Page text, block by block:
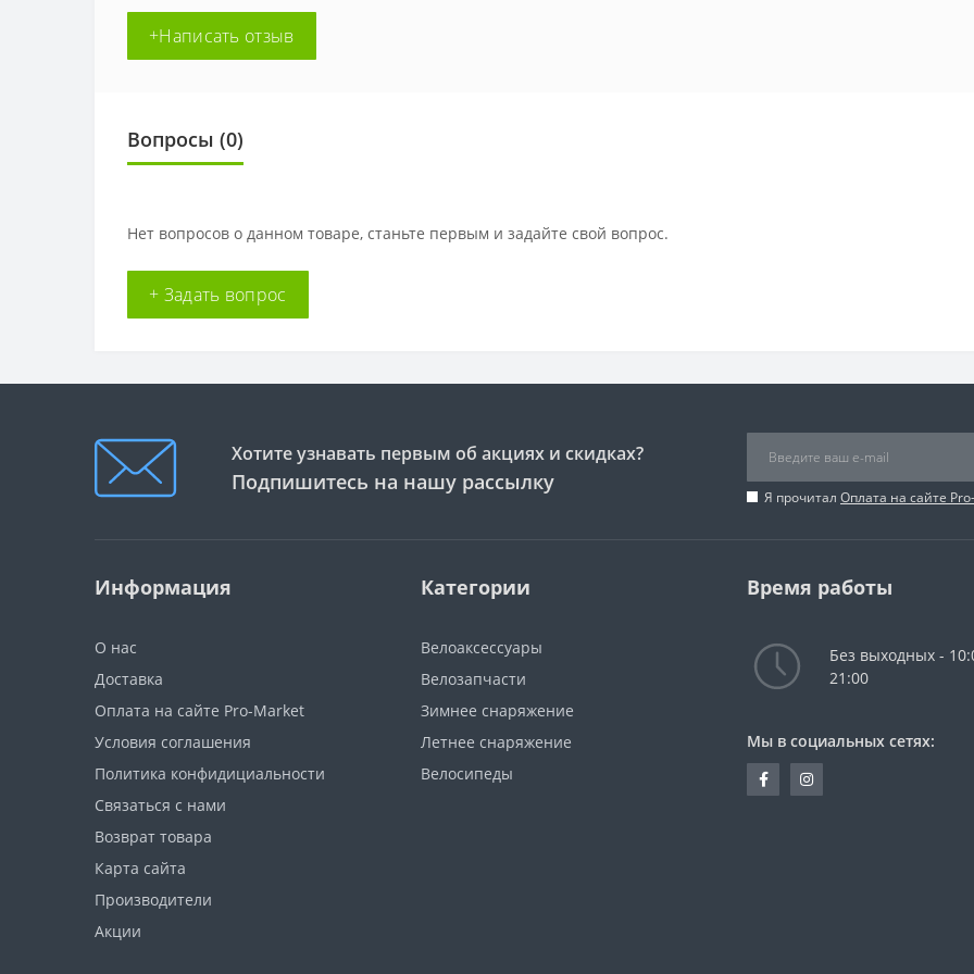
+Написать отзыв
Вопросы (0)
Нет вопросов о данном товаре, станьте первым и задайте свой вопрос.
+ Задать вопрос
Хотите узнавать первым об акциях и скидках?
Подпишитесь на нашу рассылку
Я прочитал Оплата на сайте
Информация
О нас
Доставка
Оплата на сайте Pro-Market
Условия соглашения
Политика конфидициальности
Связаться с нами
Возврат товара
Карта сайта
Производители
Акции
Категории
Велоаксессуары
Велозапчасти
Зимнее снаряжение
Летнее снаряжение
Велосипеды
Время работы
Без выходных -
21:00
Мы в социальных сетях: